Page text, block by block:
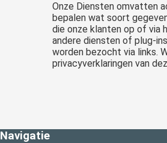
Onze Diensten omvatten
bepalen wat soort
die onze klanten op of via
andere diensten of plug-
worden bezocht via links.
privacyverklaringen van
Navigatie